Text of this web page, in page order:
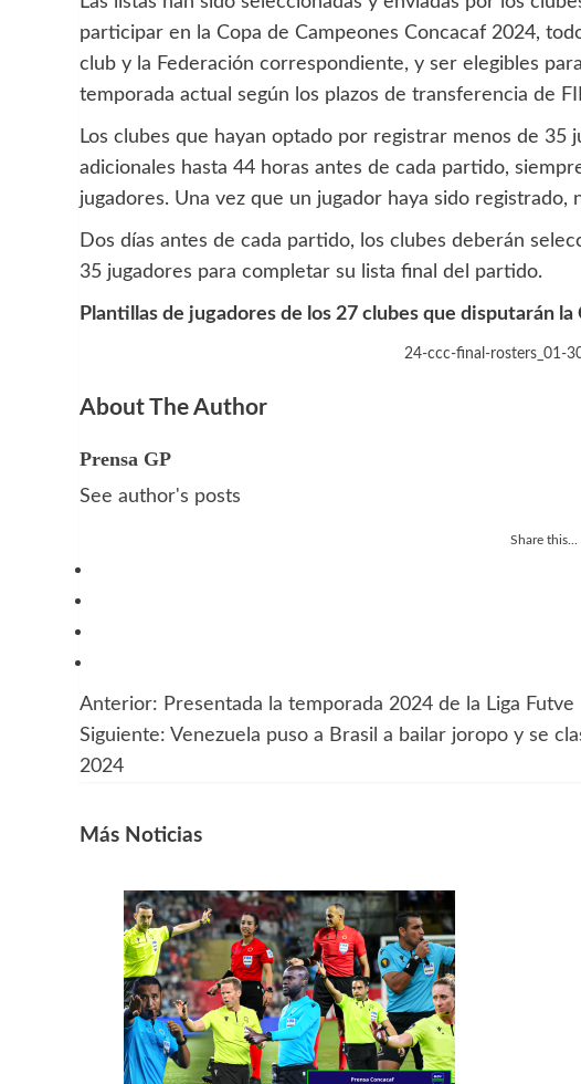
participar en la Copa de Campeones Concacaf 2024,
club y la Federación correspondiente, y ser elegibles
temporada actual según los plazos de transferencia de
Los clubes que hayan optado por registrar menos de 35
adicionales hasta 44 horas antes de cada partido,
jugadores. Una vez que un jugador haya sido
Dos días antes de cada partido, los clubes deberán
35 jugadores para completar su lista final del partido.
Plantillas de jugadores de los 27 clubes que disputarán
24-ccc-final-rosters_01-
About The Author
Prensa GP
See author's posts
Share this...
Navegación
de
Anterior: Presentada la temporada 2024 de la Liga Futve
Siguiente: Venezuela puso a Brasil a bailar joropo y se
2024
Más Noticias